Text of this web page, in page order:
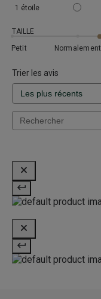
1 étoile
TAILLE
Petit
Normalement
Trier les avis